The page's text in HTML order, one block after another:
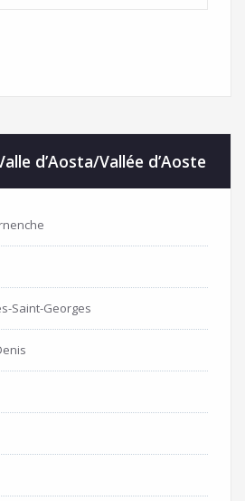
d’Aosta/Vallée d’Aoste
Saint-Georges